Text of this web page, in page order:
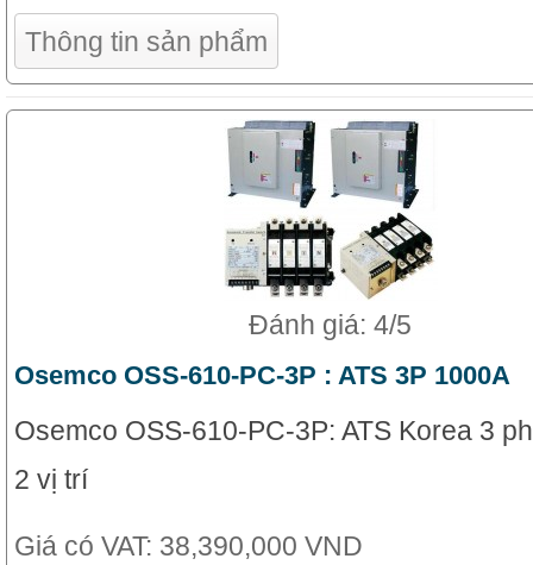
Thông tin sản phẩm
Đánh giá: 4/5
Osemco OSS-610-PC-3P : ATS 3P 1000A
Osemco OSS-610-PC-3P: ATS Korea 3
2 vị trí
Giá có VAT: 38,390,000 VND